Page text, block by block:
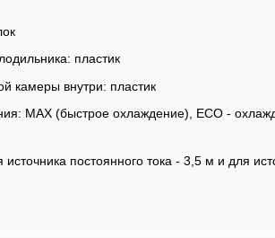
пластик
камеры внутри: пластик
MAX (быстрое охлаждение), ECO -
источника постоянного тока - 3,5 м и для